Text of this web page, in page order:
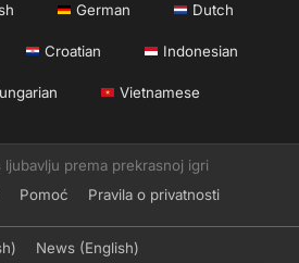
German Dutch
Croatian Indonesian
Vietnamese
prema prekrasnoj igri
Pomoć Pravila o privatnosti
News (English)